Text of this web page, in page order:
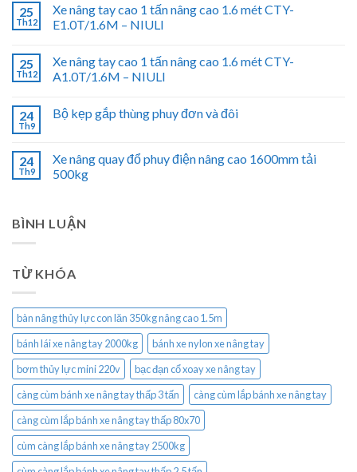
25
Th12
Xe nâng tay cao 1 tấn nâng cao 1.6 mét CTY-
E1.0T/1.6M – NIULI
25
Th12
Xe nâng tay cao 1 tấn nâng cao 1.6 mét CTY-
A1.0T/1.6M – NIULI
24
Th9
Bộ kẹp gắp thùng phuy đơn và đôi
24
Th9
Xe nâng quay đổ phuy điện nâng cao 1600mm tải
500kg
BÌNH LUẬN
TỪ KHÓA
bàn nâng thủy lực con lăn 350kg nâng cao 1.5m
bánh lái xe nâng tay 2000kg
bánh xe nylon xe nâng tay
bơm thủy lực mini 220v
bạc đạn cổ xoay xe nâng tay
càng cùm bánh xe nâng tay thấp 3 tấn
càng cùm lắp bánh xe nâng tay
càng cùm lắp bánh xe nâng tay thấp 80x70
cùm càng lắp bánh xe nâng tay 2500kg